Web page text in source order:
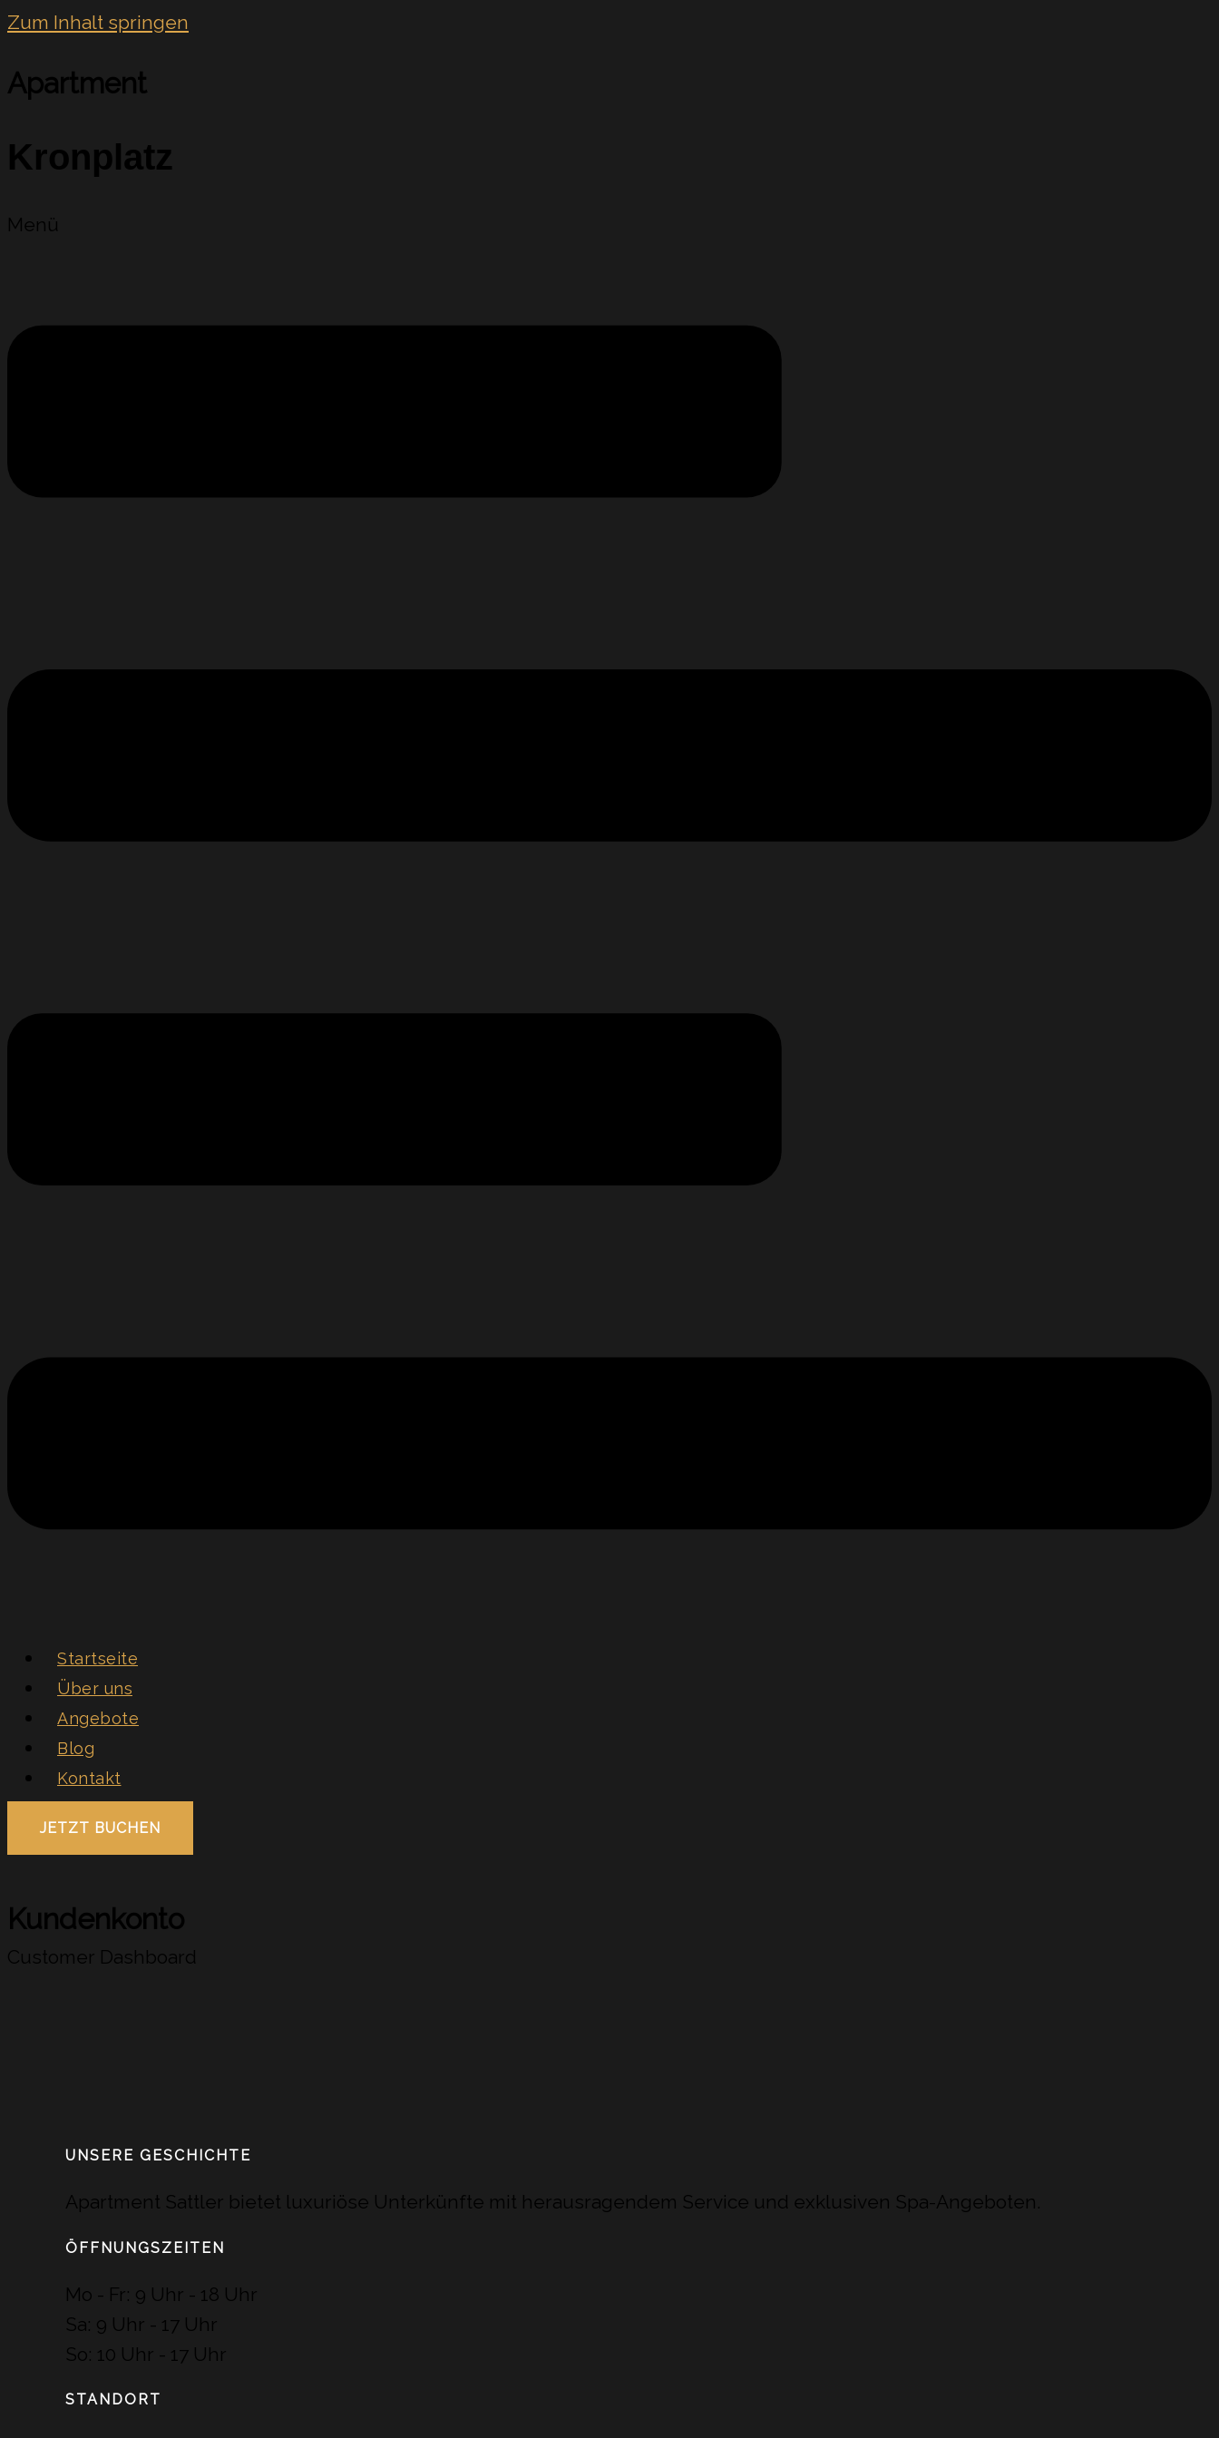
Zum Inhalt springen
Apartment
Kronplatz
Menü
Startseite
Über uns
Angebote
Blog
Kontakt
JETZT BUCHEN
Kundenkonto
Customer Dashboard
UNSERE GESCHICHTE
Apartment Sattler bietet luxuriöse Unterkünfte mit herausragendem Service und exklusiven Spa-Angeboten.
ÖFFNUNGSZEITEN
Mo - Fr: 9 Uhr - 18 Uhr
Sa: 9 Uhr - 17 Uhr
So: 10 Uhr - 17 Uhr
STANDORT